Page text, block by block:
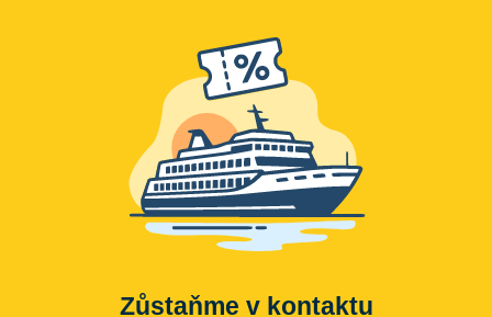
Zůstaňme v kontaktu